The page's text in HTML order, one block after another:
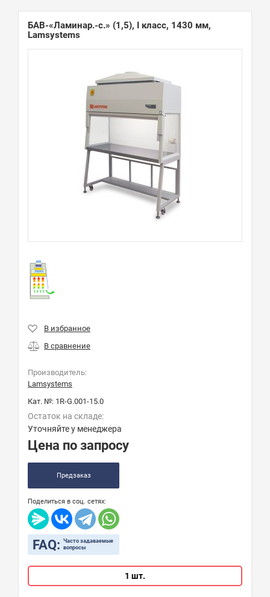
БАВ-«Ламинар.-с.» (1,5), I класс, 1430 мм,
Lamsystems
Производитель:
Lamsystems
Кат. №: 1R-G.001-15.0
Остаток на складе:
Уточняйте у менеджера
Цена по запросу
Предзаказ
Поделиться в соц. сетях:
FAQ: Часто задаваемые
вопросы
1 шт.